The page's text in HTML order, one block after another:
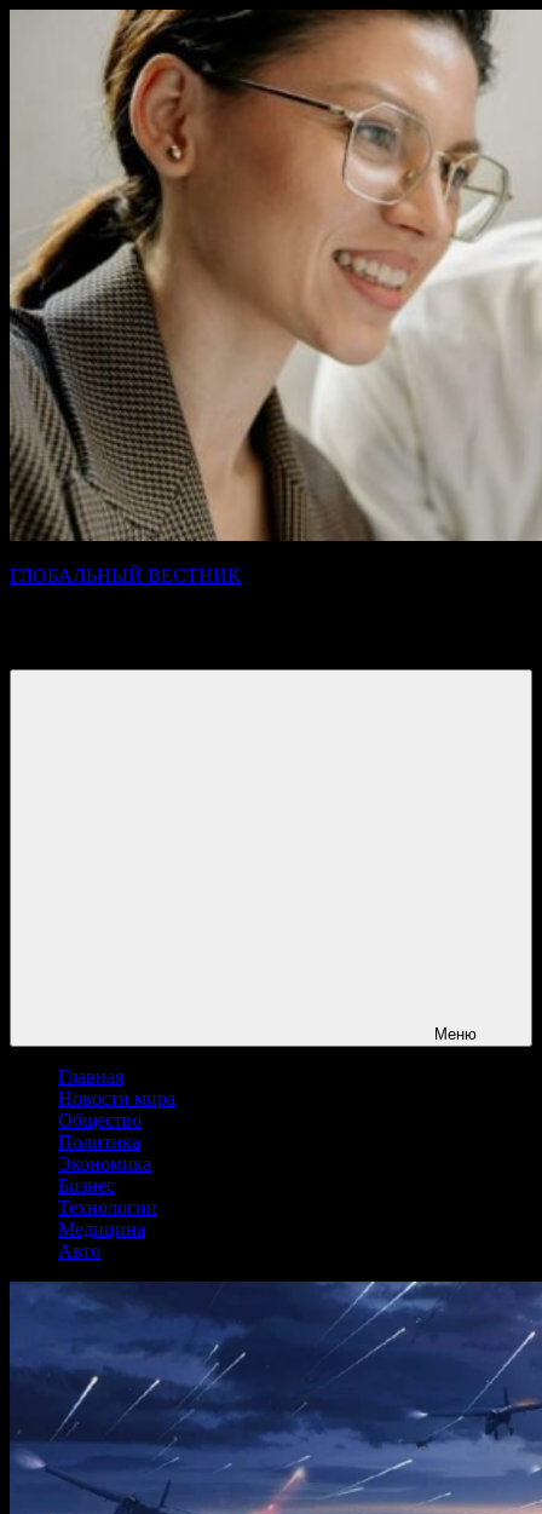
содержимому
ГЛОБАЛЬНЫЙ ВЕСТНИК
Меню
Главная
Новости мира
Общество
Политика
Экономика
Бизнес
Технологии
Медицина
Авто